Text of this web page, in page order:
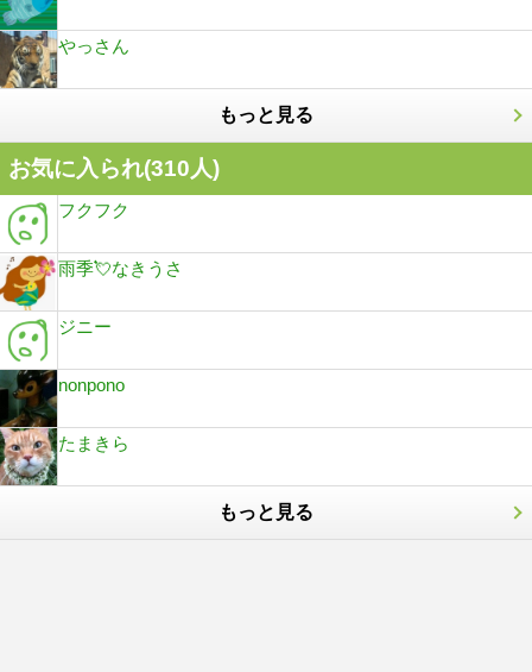
やっさん
もっと見る
お気に入られ(310人)
フクフク
雨季💘なきうさ
ジニー
nonpono
たまきら
もっと見る